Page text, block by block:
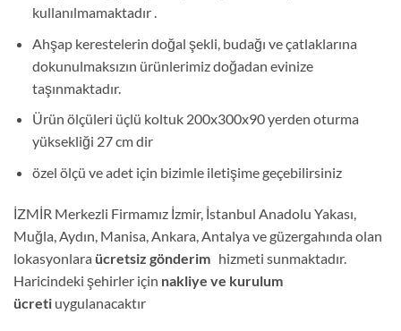
kullanılmamaktadır .
Ahşap kerestelerin doğal şekli, budağı ve çatlaklarına
dokunulmaksızın ürünlerimiz doğadan evinize
taşınmaktadır.
Ürün ölçüleri üçlü koltuk 200x300x90 yerden oturma
yüksekliği 27 cm dir
özel ölçü ve adet için bizimle iletişime geçebilirsiniz
İZMİR Merkezli Firmamız İzmir, İstanbul Anadolu Yakası,
Muğla, Aydın, Manisa, Ankara, Antalya ve güzergahında olan
lokasyonlara ücretsiz gönderim hizmeti sunmaktadır.
Haricindeki şehirler için nakliye ve kurulum
ücreti uygulanacaktır